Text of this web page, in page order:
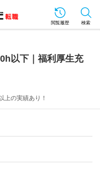
閲覧履歴 検索
以下｜福利厚生充
上の実績あり！